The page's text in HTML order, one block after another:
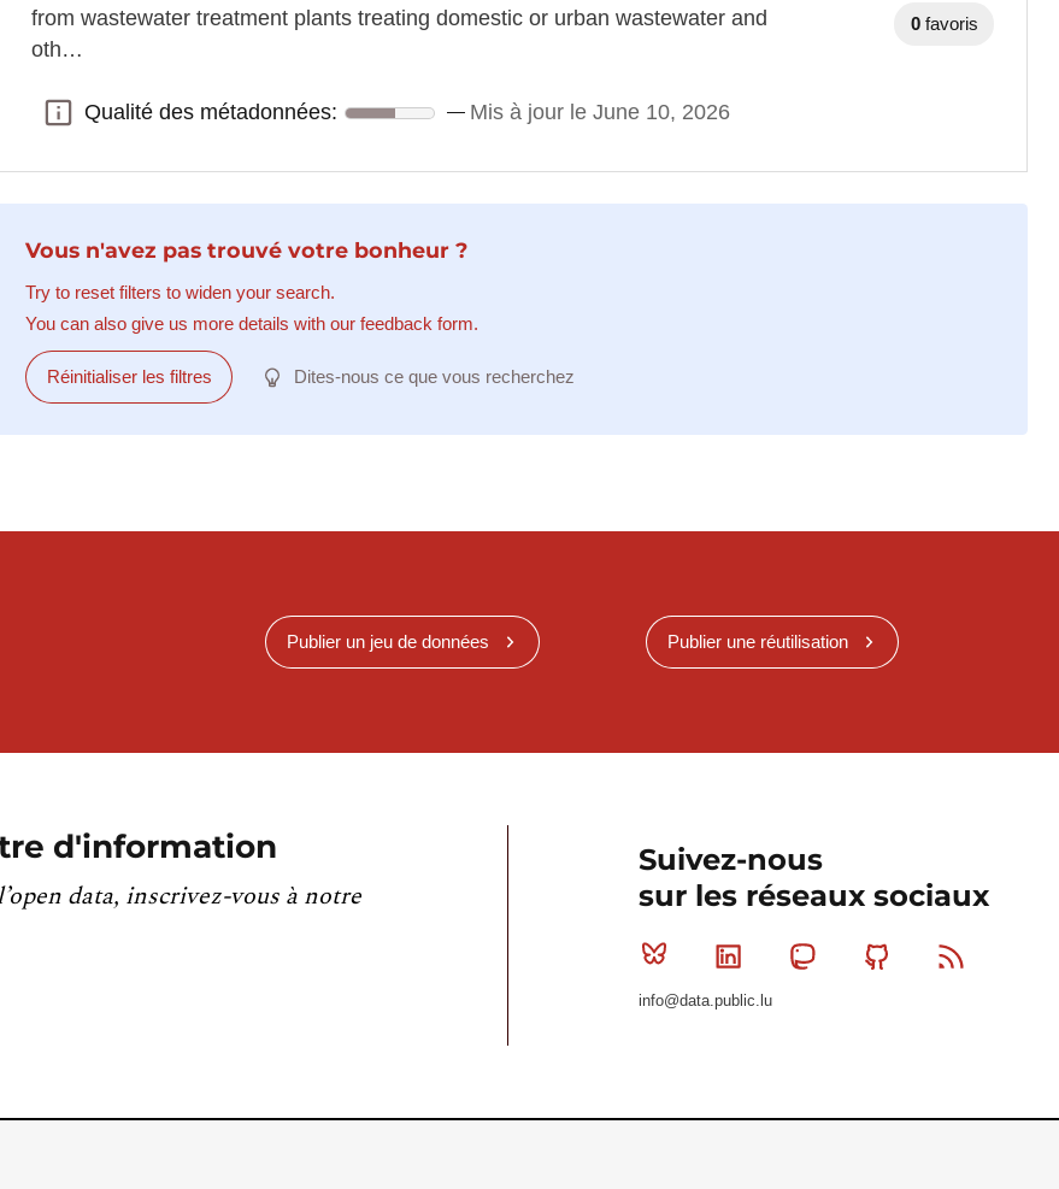
from wastewater treatment plants treating domestic or urban wastewater and
oth…
Qualité des métadonnées:
Qualité des métadonnées: Mis à jour le June 10, 2026
0 favoris
Vous n'avez pas trouvé votre bonheur ?
Try to reset filters to widen your search.
You can also give us more details with our feedback form.
Réinitialiser les filtres Dites-nous ce que vous recherchez
Publier un jeu de données Publier une réutilisation
d'information
data, inscrivez-vous à notre
Suivez-nous
sur les réseaux sociaux
Bluesky Linkedin MastodonGithub
info@data.public.lu